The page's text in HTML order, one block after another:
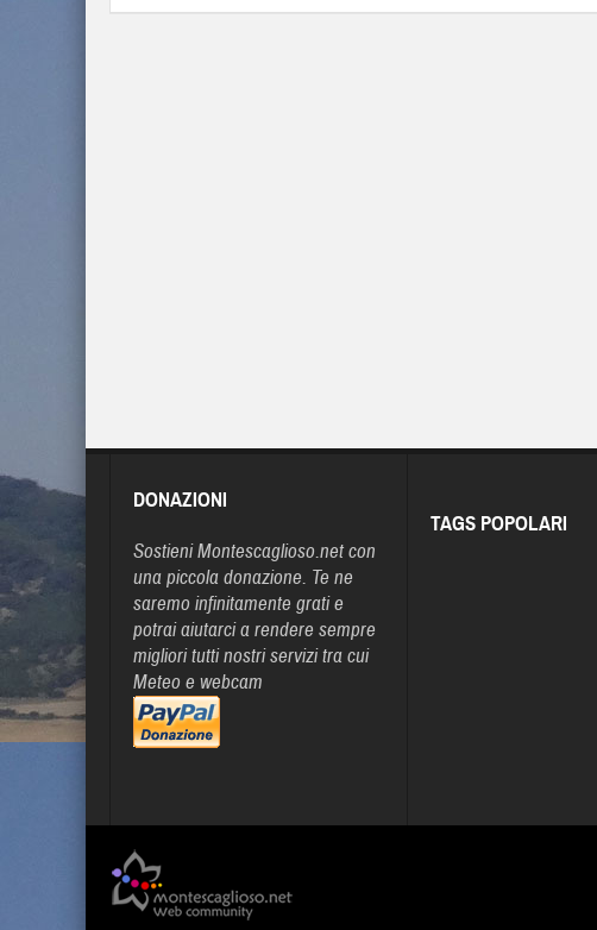
DONAZIONI
Sostieni Montescaglioso.net con
una piccola donazione. Te ne
saremo infinitamente grati e
potrai aiutarci a rendere sempre
migliori tutti nostri servizi tra cui
Meteo e webcam
TAGS POPOLARI